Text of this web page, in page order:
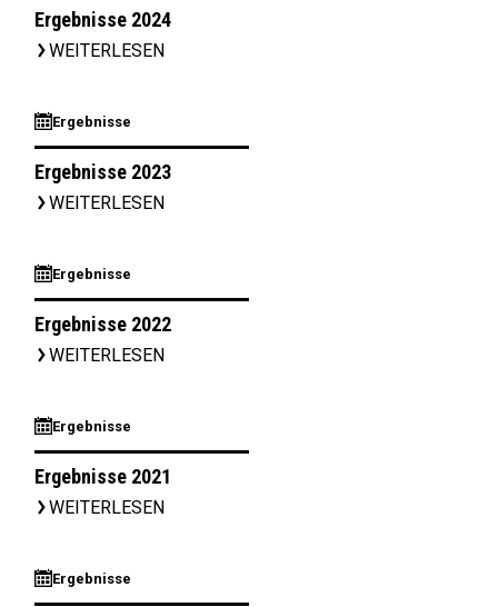
Ergebnisse 2024
▹ WEITERLESEN
⊞Ergebnisse
Ergebnisse 2023
▹ WEITERLESEN
⊞Ergebnisse
Ergebnisse 2022
▹ WEITERLESEN
⊞Ergebnisse
Ergebnisse 2021
▹ WEITERLESEN
⊞Ergebnisse